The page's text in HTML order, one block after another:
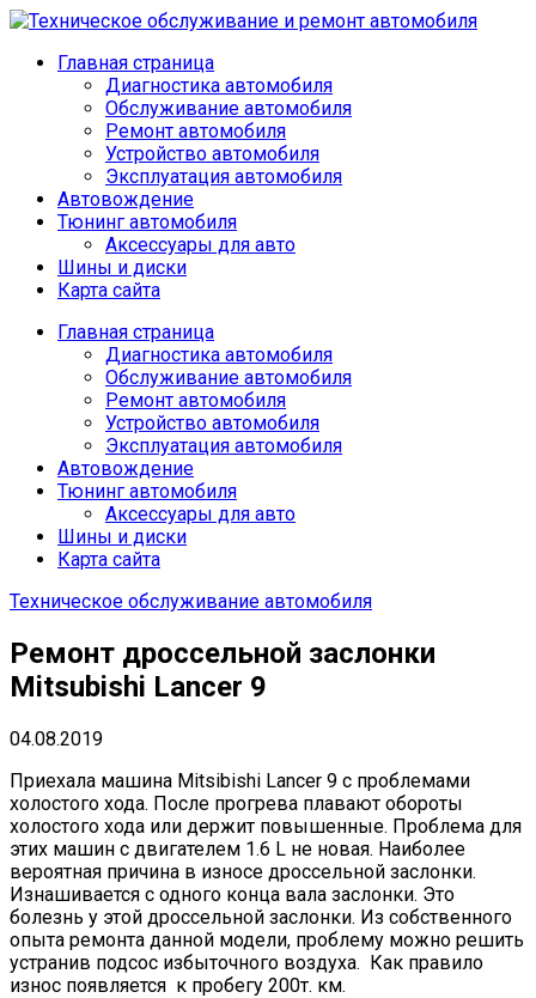
Главная страница
Диагностика автомобиля
Обслуживание автомобиля
Ремонт автомобиля
Устройство автомобиля
Эксплуатация автомобиля
Автовождение
Тюнинг автомобиля
Аксессуары для авто
Шины и диски
Карта сайта
Главная страница
Диагностика автомобиля
Обслуживание автомобиля
Ремонт автомобиля
Устройство автомобиля
Эксплуатация автомобиля
Автовождение
Тюнинг автомобиля
Аксессуары для авто
Шины и диски
Карта сайта
Техническое обслуживание автомобиля
Ремонт дроссельной заслонки
Mitsubishi Lancer 9
04.08.2019
Приехала машина Mitsibishi Lancer 9 с проблемами
холостого хода. После прогрева плавают обороты
холостого хода или держит повышенные. Проблема для
этих машин с двигателем 1.6 L не новая. Наиболее
вероятная причина в износе дроссельной заслонки.
Изнашивается с одного конца вала заслонки. Это
болезнь у этой дроссельной заслонки. Из собственного
опыта ремонта данной модели, проблему можно решить
устранив подсос избыточного воздуха. Как правило
износ появляется к пробегу 200т. км.